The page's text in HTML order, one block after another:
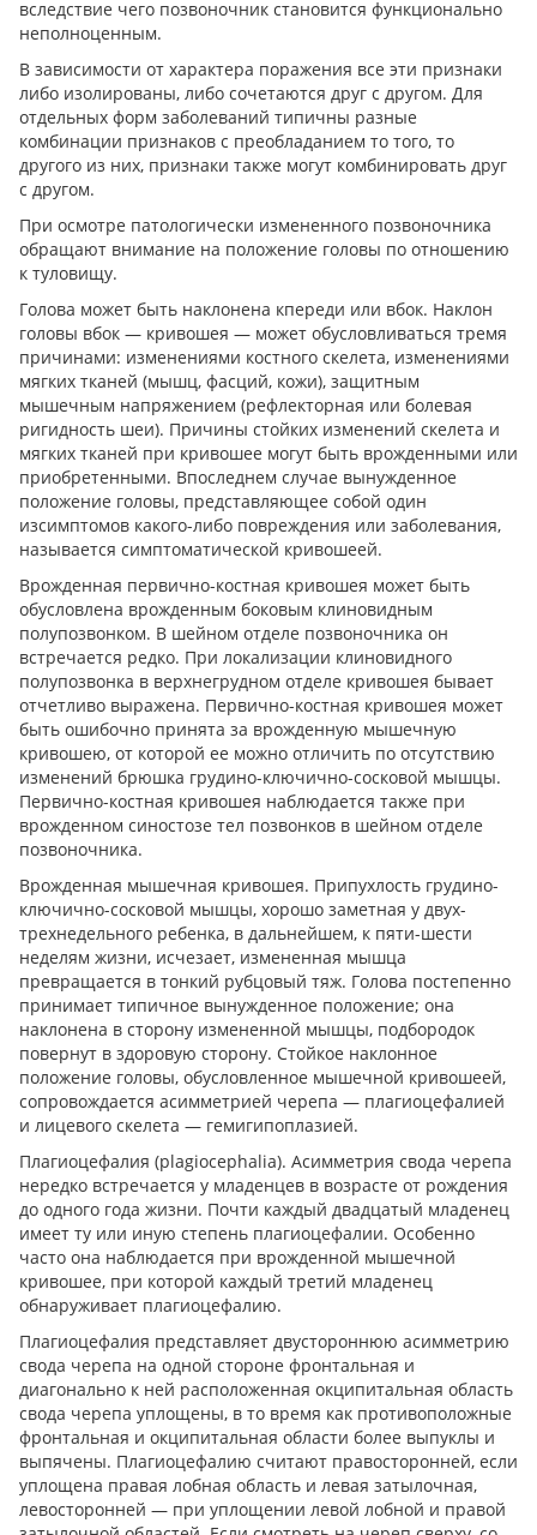
вследствие чего позвоночник становится функционально
неполноценным.
В зависимости от характера поражения все эти признаки
либо изолированы, либо сочетаются друг с другом. Для
отдельных форм заболеваний типичны разные
комбинации признаков с преобладанием то того, то
другого из них, признаки также могут комбинировать друг
с другом.
При осмотре патологически измененного позвоночника
обращают внимание на положение головы по отношению
к туловищу.
Голова может быть наклонена кпереди или вбок. Наклон
головы вбок — кривошея — может обусловливаться тремя
причинами: изменениями костного скелета, изменениями
мягких тканей (мышц, фасций, кожи), защитным
мышечным напряжением (рефлекторная или болевая
ригидность шеи). Причины стойких изменений скелета и
мягких тканей при кривошее могут быть врожденными или
приобретенными. Впоследнем случае вынужденное
положение головы, представляющее собой один
изсимптомов какого-либо повреждения или заболевания,
называется симптоматической кривошеей.
Врожденная первично-костная кривошея может быть
обусловлена врожденным боковым клиновидным
полупозвонком. В шейном отделе позвоночника он
встречается редко. При локализации клиновидного
полупозвонка в верхнегрудном отделе кривошея бывает
отчетливо выражена. Первично-костная кривошея может
быть ошибочно принята за врожденную мышечную
кривошею, от которой ее можно отличить по отсутствию
изменений брюшка грудино-ключично-сосковой мышцы.
Первично-костная кривошея наблюдается также при
врожденном синостозе тел позвонков в шейном отделе
позвоночника.
Врожденная мышечная кривошея. Припухлость грудино-
ключично-сосковой мышцы, хорошо заметная у двух-
трехнедельного ребенка, в дальнейшем, к пяти-шести
неделям жизни, исчезает, измененная мышца
превращается в тонкий рубцовый тяж. Голова постепенно
принимает типичное вынужденное положение; она
наклонена в сторону измененной мышцы, подбородок
повернут в здоровую сторону. Стойкое наклонное
положение головы, обусловленное мышечной кривошеей,
сопровождается асимметрией черепа — плагиоцефалией
и лицевого скелета — гемигипоплазией.
Плагиоцефалия (plagiocephalia). Асимметрия свода черепа
нередко встречается у младенцев в возрасте от рождения
до одного года жизни. Почти каждый двадцатый младенец
имеет ту или иную степень плагиоцефалии. Особенно
часто она наблюдается при врожденной мышечной
кривошее, при которой каждый третий младенец
обнаруживает плагиоцефалию.
Плагиоцефалия представляет двустороннюю асимметрию
свода черепа на одной стороне фронтальная и
диагонально к ней расположенная окципитальная область
свода черепа уплощены, в то время как противоположные
фронтальная и окципитальная области более выпуклы и
выпячены. Плагиоцефалию считают правосторонней, если
уплощена правая лобная область и левая затылочная,
левосторонней — при уплощении левой лобной и правой